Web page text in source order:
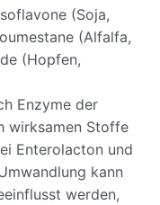
(Soja,
(Alfalfa,
(Hopfen,
Enzyme der
wirksamen Stoffe
Enterolacton und
kann
werden,